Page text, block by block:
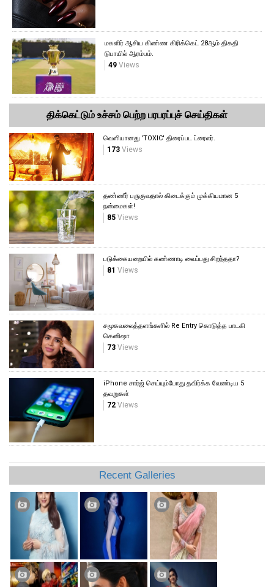
மகளிர் ஆசிய கிண்ண கிரிக்கெட் 28ஆம் திகதி
டுபாயில் ஆரம்பம்.
49Views
திக்கெட்டும் உச்சம் பெற்ற பரபரப்புச் செய்திகள்
வெளியானது 'TOXIC' திரைப்பட ட்ரைலர்.
173 Views
தண்ணீர் பருகுவதால் கிடைக்கும் முக்கியமான 5
நன்மைகள்!
85 Views
படுக்கையறையில் கண்ணாடி வைப்பது சிறந்ததா?
81 Views
சமூகவலைத்தளங்களில் Re Entry கொடுத்த பாடகி
கெனிஷா
73 Views
iPhone சார்ஜ் செய்யும்போது தவிர்க்க வேண்டிய 5
தவறுகள்
72 Views
Recent Galleries